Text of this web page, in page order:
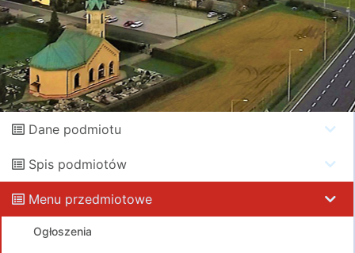
Dane podmiotu
Spis podmiotów
Menu przedmiotowe
Ogłoszenia